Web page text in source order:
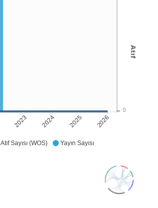
Atıf Sayısı (WOS) Yayın Sayısı
2023 2024 2025 2026
0
Atıf